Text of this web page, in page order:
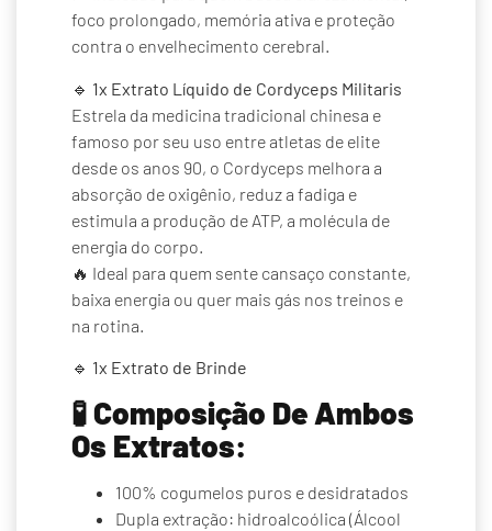
foco prolongado, memória ativa e proteção
contra o envelhecimento cerebral.
🔹 1x Extrato Líquido de Cordyceps Militaris
Estrela da medicina tradicional chinesa e
famoso por seu uso entre atletas de elite
desde os anos 90, o Cordyceps melhora a
absorção de oxigênio, reduz a fadiga e
estimula a produção de ATP, a molécula de
energia do corpo.
🔥 Ideal para quem sente cansaço constante,
baixa energia ou quer mais gás nos treinos e
na rotina.
🔹 1x Extrato de Brinde
🧪Composição De Ambos
Os Extratos:
100% cogumelos puros e desidratados
Dupla extração: hidroalcoólica (Álcool